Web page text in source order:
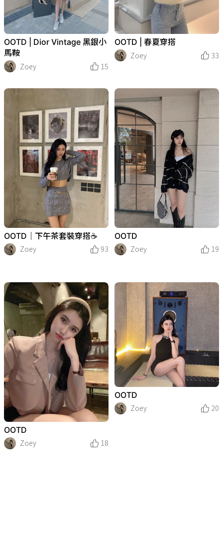
OOTD | Dior Vintage 黑銀小
馬鞍
Zoey
15
OOTD | 春夏穿搭
Zoey
33
OOTD｜下午茶套裝穿搭☕️
Zoey
93
OOTD
Zoey
19
OOTD
Zoey
18
OOTD
Zoey
20